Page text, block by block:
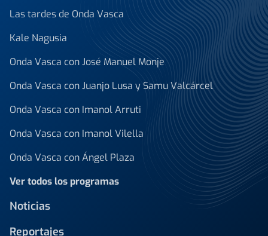
Las tardes de Onda Vasca
Kale Nagusia
Onda Vasca con José Manuel Monje
Onda Vasca con Juanjo Lusa y Samu Valcárcel
Onda Vasca con Imanol Arruti
Onda Vasca con Imanol Vilella
Onda Vasca con Ángel Plaza
Ver todos los programas
Noticias
Reportajes